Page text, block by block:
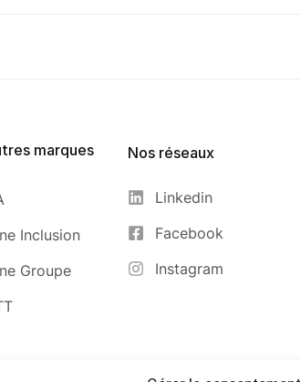
marques
Inclusion
Groupe
Nos réseaux
Linkedin
Facebook
Instagram